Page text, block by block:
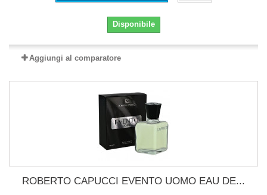
Disponibile
Aggiungi al comparatore
ROBERTO CAPUCCI EVENTO UOMO EAU DE...